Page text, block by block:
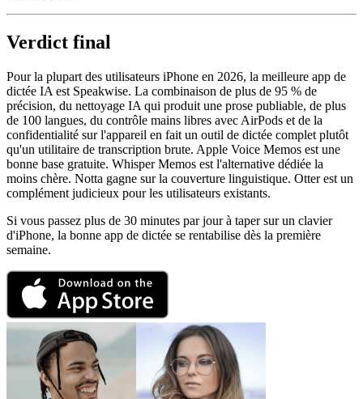
Verdict final
Pour la plupart des utilisateurs iPhone en 2026, la meilleure app de
dictée IA est Speakwise. La combinaison de plus de 95 % de
précision, du nettoyage IA qui produit une prose publiable, de plus
de 100 langues, du contrôle mains libres avec AirPods et de la
confidentialité sur l'appareil en fait un outil de dictée complet plutôt
qu'un utilitaire de transcription brute. Apple Voice Memos est une
bonne base gratuite. Whisper Memos est l'alternative dédiée la
moins chère. Notta gagne sur la couverture linguistique. Otter est un
complément judicieux pour les utilisateurs existants.
Si vous passez plus de 30 minutes par jour à taper sur un clavier
d'iPhone, la bonne app de dictée se rentabilise dès la première
semaine.